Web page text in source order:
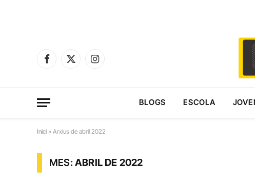
Facebook
X
Instagram
BLOGS ESCOLA
Inici » Arxius de abril 2022
MES:ABRIL DE 2022